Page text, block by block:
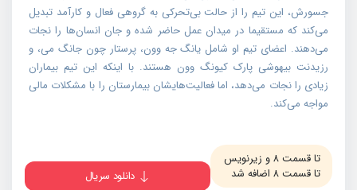
جسورش، این تیم را از حالت بی‌تحرکی به گروهی فعال و کارآمد تبدیل
می‌کند که مستقیما در میدان عمل حاضر شده و جان انسان‌ها را نجات
می‌دهند. اعضای تیم او شامل یانگ جه وون، پرستار چون جانگ می، و
رزیدنت بیهوشی پارک کیونگ وون هستند. با اینکه این تیم بیماران
زیادی را نجات می‌دهد، اما فعالیت‌هایشان بیمارستان را با مشکلات مالی
مواجه می‌کند.
تا قسمت ۸ و زیرنویس
تا قسمت ۸ اضافه شد
دانلود سریال